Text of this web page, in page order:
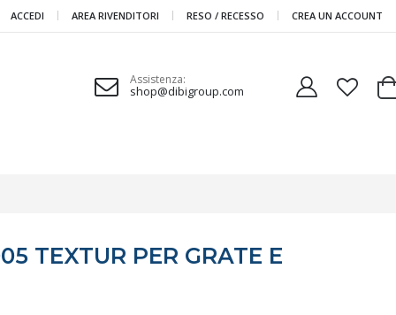
ACCEDI AREA RIVENDITORI RESO / RECESSO CREA UN ACCOUNT
Assistenza:
shop@dibigroup.com
TEXTUR PER GRATE E